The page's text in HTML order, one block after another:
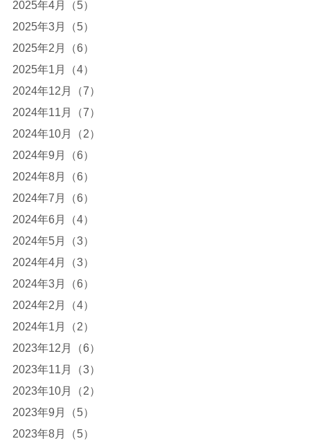
2025年4月（5）
2025年3月（5）
2025年2月（6）
2025年1月（4）
2024年12月（7）
2024年11月（7）
2024年10月（2）
2024年9月（6）
2024年8月（6）
2024年7月（6）
2024年6月（4）
2024年5月（3）
2024年4月（3）
2024年3月（6）
2024年2月（4）
2024年1月（2）
2023年12月（6）
2023年11月（3）
2023年10月（2）
2023年9月（5）
2023年8月（5）